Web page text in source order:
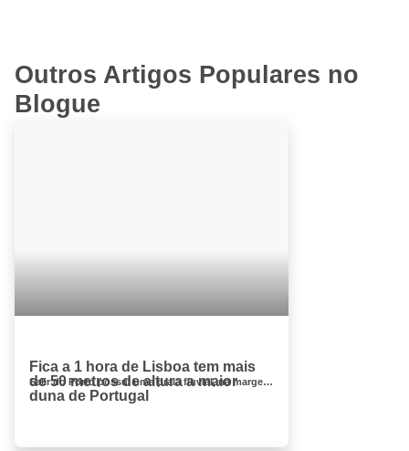
Outros Artigos Populares no
Blogue
Fica a 1 hora de Lisboa tem mais
de 50 metros de altura a maior
duna de Portugal
Salir do Porto possui uma praia fluvial, na margem do rio Tornada que desagua na baía de São Martinho do Porto. A praia d...